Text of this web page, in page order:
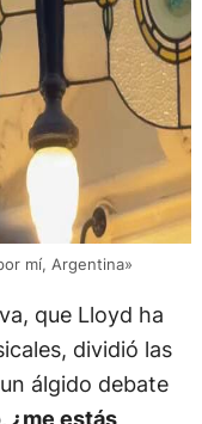
mí, Argentina»
que Lloyd ha
dividió las
álgido debate
¿me estás